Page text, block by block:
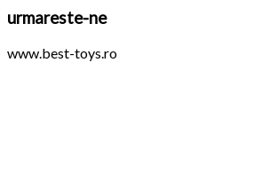
urmareste-ne
www.best-toys.ro